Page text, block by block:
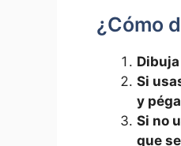
¿Cómo
Si
y
Si no
que